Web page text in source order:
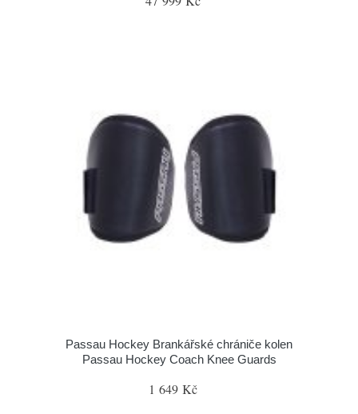
Passau Hockey Brankářské chrániče kolen
Passau Hockey Coach Knee Guards
1 649 Kč